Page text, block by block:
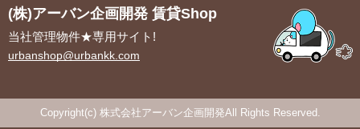
(株)アーバン企画開発 賃貸Shop
当社管理物件★専用サイト!
urbanshop@urbankk.com
Copyright(c) 株式会社アーバン企画開発All Rights Reserved.